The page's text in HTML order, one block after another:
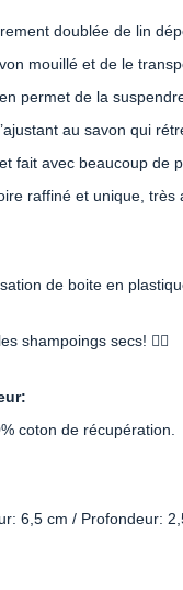
doublée de lin
mouillé et de le
permet de la
au savon qui
fait avec beaucoup de
raffiné et unique, très
de boite en
shampoings secs! 👍🏽
coton de récupération.
6,5 cm / Profondeur: